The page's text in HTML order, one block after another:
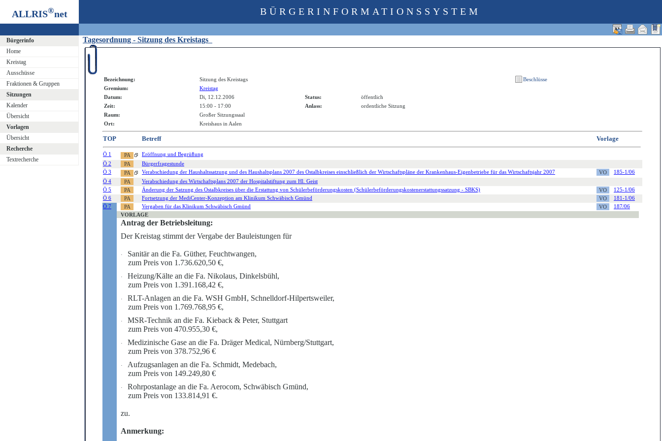
ALLRIS®net
Bürgerinfo
Home
Kreistag
Ausschüsse
Fraktionen & Gruppen
Sitzungen
Kalender
Übersicht
Vorlagen
Übersicht
Recherche
Textrecherche
BÜRGERINFORMATIONSSYSTEM
Tagesordnung - Sitzung des Kreistags
Bezeichnung:
Sitzung des Kreistags
Gremium:
Kreistag
Datum:
Di, 12.12.2006 Status:
öffentlich
Zeit:
15:00 - 17:00 Anlass:
ordentliche Sitzung
Raum:
Großer Sitzungssaal
Ort:
Kreishaus in Aalen
TOP Betreff Vorlage
Ö 1
Eröffnung und Begrüßung
Ö 2
Bürgerfragestunde
Ö 3
Verabschiedung der Haushaltssatzung und des Haushaltsplans 2007 des Ostalbkreises einschließlich der Wirtschaftspläne der Krankenhaus-Eigenbetriebe für das Wirtschaftsjahr 2007
185-1/06
Ö 4
Verabschiedung des Wirtschaftsplans 2007 der Hospitalstiftung zum Hl. Geist
Ö 5
Änderung der Satzung des Ostalbkreises über die Erstattung von Schülerbeförderungskosten (Schülerbeförderungskostenerstattungssatzung - SBKS)
125-1/06
Ö 6
Fortsetzung der MediCenter-Konzeption am Klinikum Schwäbisch Gmünd
181-1/06
Ö 7
Vergaben für das Klinikum Schwäbisch Gmünd
187/06
VORLAGE
Antrag der Betriebsleitung:
Der Kreistag stimmt der Vergabe der Bauleistungen für
·
Sanitär an die Fa. Güther, Feuchtwangen,
zum Preis von 1.736.620,50 €,
·
Heizung/Kälte an die Fa. Nikolaus, Dinkelsbühl,
zum Preis von 1.391.168,42 €,
·
RLT-Anlagen an die Fa. WSH GmbH, Schnelldorf-Hilpertsweiler,
zum Preis von 1.769.768,95 €,
·
MSR-Technik an die Fa. Kieback & Peter, Stuttgart
zum Preis von 470.955,30 €,
·
Medizinische Gase an die Fa. Dräger Medical, Nürnberg/Stuttgart,
zum Preis von 378.752,96 €
·
Aufzugsanlagen an die Fa. Schmidt, Medebach,
zum Preis von 149.249,80 €
·
Rohrpostanlage an die Fa. Aerocom, Schwäbisch Gmünd,
zum Preis von 133.814,91 €.
zu.
Anmerkung: